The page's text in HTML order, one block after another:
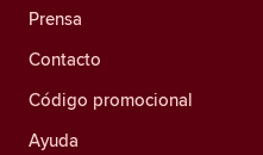
Prensa
Contacto
Código promocional
Ayuda